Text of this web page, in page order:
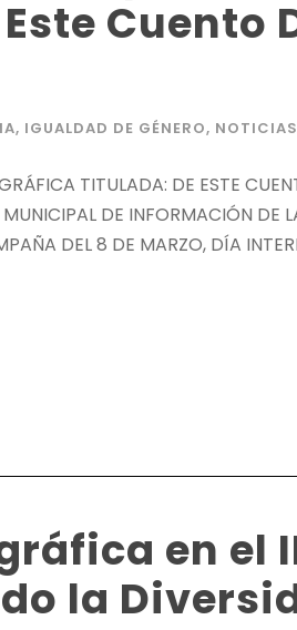
Cuento
, IGUALDAD DE GÉNERO, NOTICIAS
TITULADA: DE ESTE
DE INFORMACIÓN DE
DEL 8 DE MARZO, DÍA
en el
la